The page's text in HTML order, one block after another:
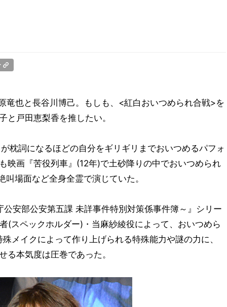
竜也と長谷川博己。もしも、<紅白おいつめられ合戦>を
と戸田恵梨香を推したい。
枕詞になるほどの自分をギリギリまでおいつめるパフォ
映画『苦役列車』(12年)で土砂降りの中でおいつめられ
場面など全身全霊で演じていた。
公安部公安第五課 未詳事件特別対策係事件簿～』シリー
(スペックホルダー)・当麻紗綾役によって、おいつめら
メイクによって作り上げられる特殊能力や謎の力に、
る本気度は圧巻であった。